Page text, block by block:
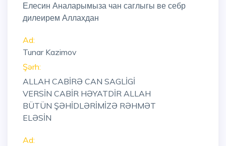
Елесин Аналарымыза чан саглыгы ве себр
дилеирем Аллахдан
Ad:
Tunar Kazimov
Şərh:
ALLAH CABİRƏ CAN SAGLİGİ
VERSİN CABİR HƏYATDİR ALLAH
BÜTÜN ŞƏHİDLƏRİMİZƏ RƏHMƏT
ELƏSİN
Ad: